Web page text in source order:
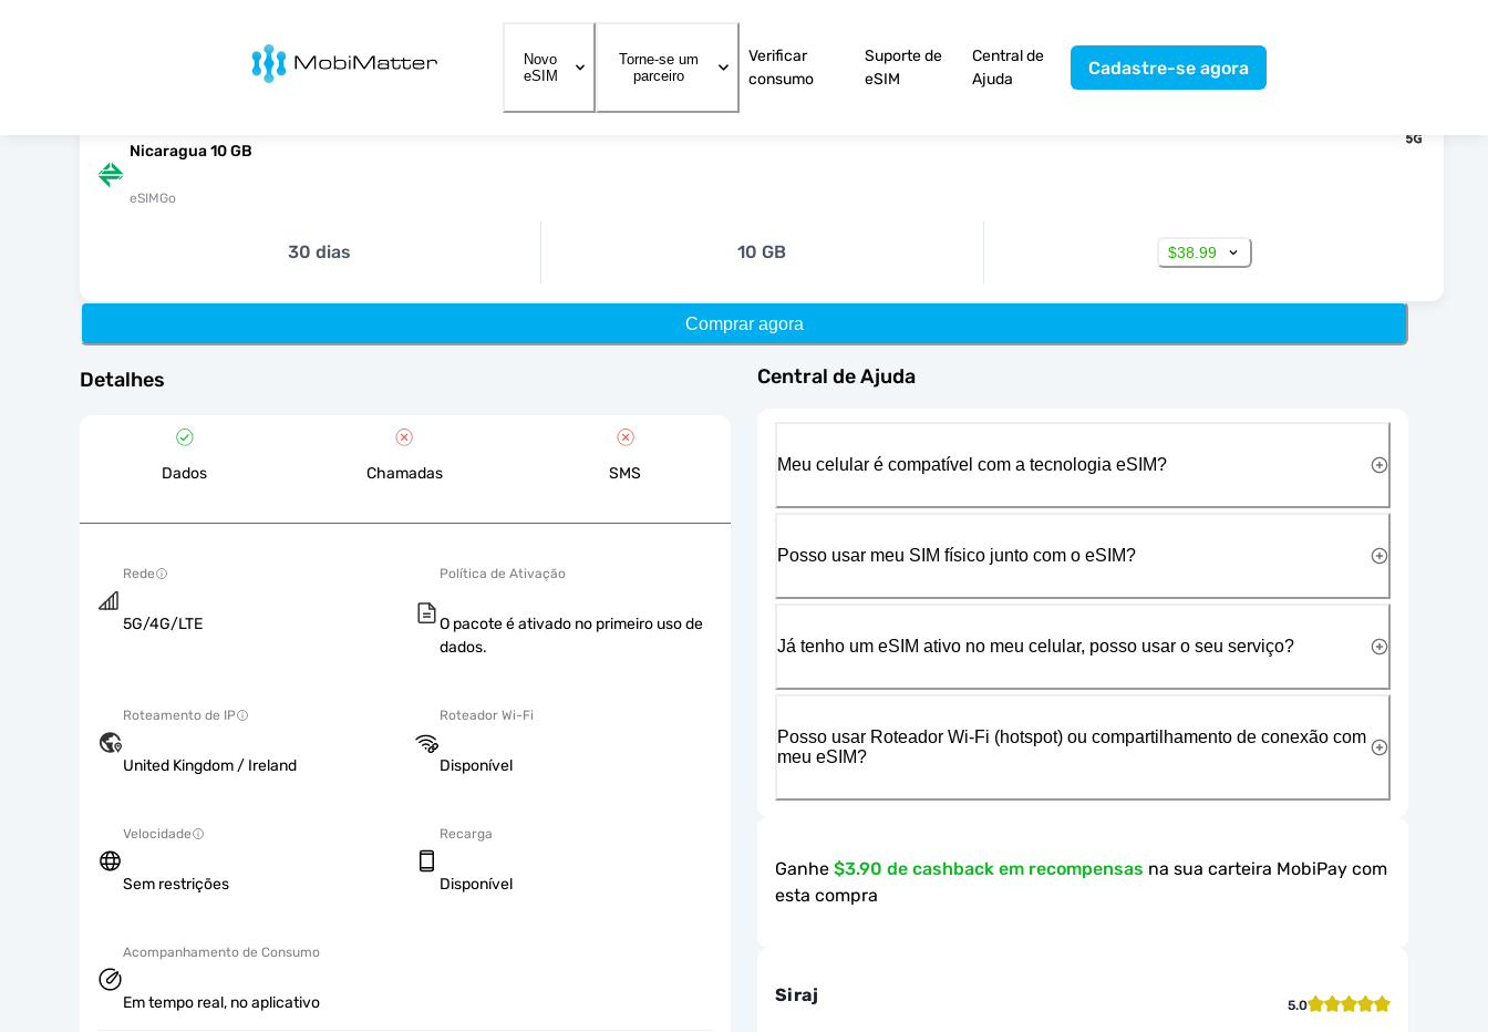
MobiMatter
Novo
eSIM
Torne-se um
parceiro
Verificar
consumo
Suporte de
eSIM
Central de
Ajuda
Cadastre-se agora
Nicaragua 10 GB
eSIMGo
30 dias 10 GB $38.99
Comprar agora
Detalhes
Dados Chamadas SMS
Rede
5G/4G/LTE
Política de Ativação
O pacote é ativado no primeiro uso de
dados.
Roteamento de IP
United Kingdom / Ireland
Roteador Wi-Fi
Disponível
Velocidade
Sem restrições
Recarga
Disponível
Acompanhamento de Consumo
Em tempo real, no aplicativo
Central de Ajuda
Meu celular é compatível com a tecnologia eSIM?
Posso usar meu SIM físico junto com o eSIM?
Já tenho um eSIM ativo no meu celular, posso usar o seu serviço?
Posso usar Roteador Wi-Fi (hotspot) ou compartilhamento de conexão com
meu eSIM?
Ganhe $3.90 de cashback em recompensas na sua carteira MobiPay com
esta compra
Siraj 5.0